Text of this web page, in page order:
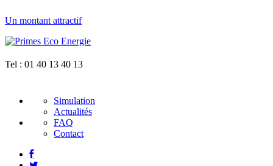
Un montant attractif
Tel : 01 40 13 40 13
Simulation
Actualités
FAQ
Contact